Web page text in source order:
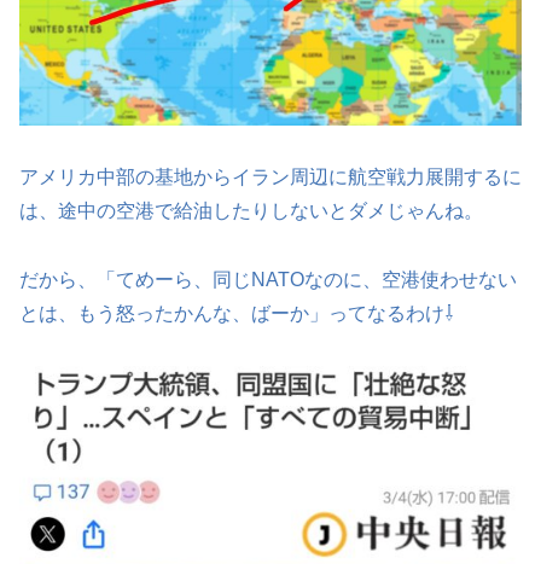
アメリカ中部の基地からイラン周辺に航空戦力展開するに
は、途中の空港で給油したりしないとダメじゃんね。
だから、「てめーら、同じNATOなのに、空港使わせない
とは、もう怒ったかんな、ばーか」ってなるわけ⇩